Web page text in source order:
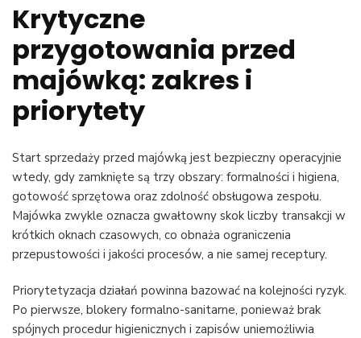
Krytyczne
przygotowania przed
majówką: zakres i
priorytety
Start sprzedaży przed majówką jest bezpieczny operacyjnie
wtedy, gdy zamknięte są trzy obszary: formalności i higiena,
gotowość sprzętowa oraz zdolność obsługowa zespołu.
Majówka zwykle oznacza gwałtowny skok liczby transakcji w
krótkich oknach czasowych, co obnaża ograniczenia
przepustowości i jakości procesów, a nie samej receptury.
Priorytetyzacja działań powinna bazować na kolejności ryzyk.
Po pierwsze, blokery formalno-sanitarne, ponieważ brak
spójnych procedur higienicznych i zapisów uniemożliwia